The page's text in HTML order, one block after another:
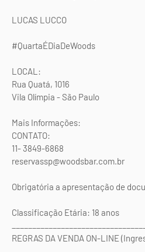
LUCAS LUCCO
#QuartaÉDiaDeWoods
LOCAL:
Rua Quatá, 1016
Vila Olímpia - São Paulo
Mais Informações:
CONTATO:
11- 3849-6868
reservassp@woodsbar.com.br
Obrigatória a apresentação de
Classificação Etária: 18 anos
REGRAS DA VENDA ON-LINE